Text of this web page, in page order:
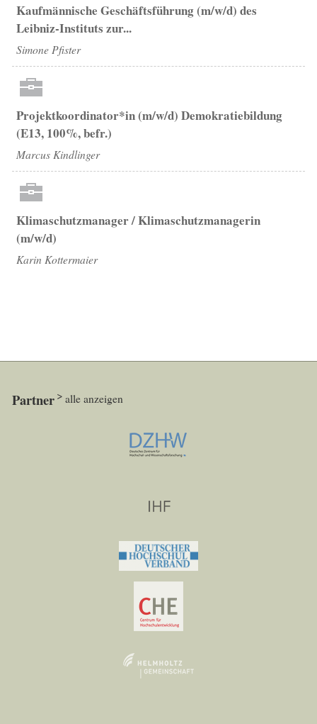
Kaufmännische Geschäftsführung (m/w/d) des
Leibniz-Instituts zur...
Simone Pfister
Projektkoordinator*in (m/w/d) Demokratiebildung
(E13, 100%, befr.)
Marcus Kindlinger
Klimaschutzmanager / Klimaschutzmanagerin
(m/w/d)
Karin Kottermaier
Partner alle anzeigen